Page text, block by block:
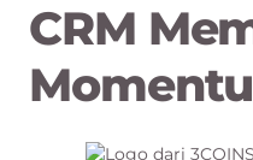
CRM